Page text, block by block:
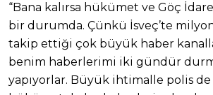
“Bana kalırsa hükümet ve Göç
bir durumda. Çünkü İsveç’te
takip ettiği çok büyük haber
benim haberlerimi iki gündür
yapıyorlar. Büyük ihtimalle polis de